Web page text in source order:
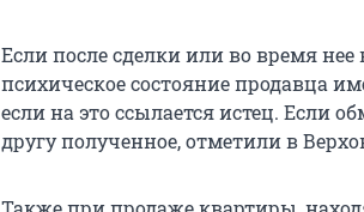
Если после сделки или во время
психическое состояние продавца
если на это ссылается истец. Если
другу полученное, отметили в